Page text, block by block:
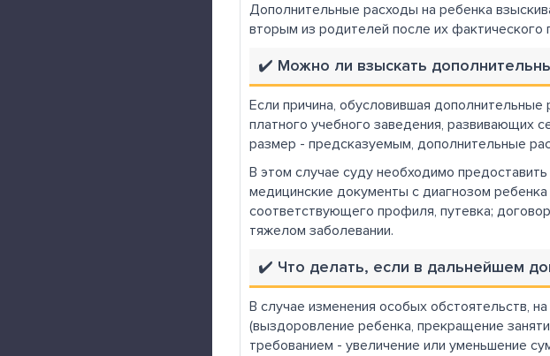
Дополнительные расходы на ребенка
вторым из родителей после их фактического
✔️ Можно ли взыскать
Если причина, обусловившая
платного учебного заведения, развивающих
размер - предсказуемым, дополнительные
В этом случае суду необходимо
медицинские документы с диагнозом
соответствующего профиля, путевка;
тяжелом заболевании.
✔️ Что делать, если в дальнейшем
В случае изменения особых обстоятельств,
(выздоровление ребенка, прекращение
требованием - увеличение или уменьшение